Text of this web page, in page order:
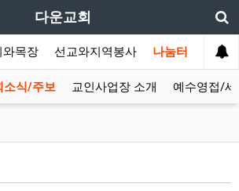
다운교회
와목장 선교와지역봉사 나눔터
소식/주보 교인사업장 소개 예수영접/